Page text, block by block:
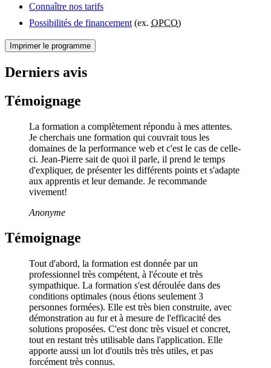
Connaître nos tarifs
Possibilités de financement (ex. OPCO)
Imprimer le programme
Derniers avis
Témoignage
La formation a complètement répondu à mes attentes.
Je cherchais une formation qui couvrait tous les
domaines de la performance web et c'est le cas de celle-
ci. Jean-Pierre sait de quoi il parle, il prend le temps
d'expliquer, de présenter les différents points et s'adapte
aux apprentis et leur demande. Je recommande
vivement!
Anonyme
Témoignage
Tout d'abord, la formation est donnée par un
professionnel très compétent, à l'écoute et très
sympathique. La formation s'est déroulée dans des
conditions optimales (nous étions seulement 3
personnes formées). Elle est très bien construite, avec
démonstration au fur et à mesure de l'efficacité des
solutions proposées. C'est donc très visuel et concret,
tout en restant très utilisable dans l'application. Elle
apporte aussi un lot d'outils très très utiles, et pas
forcément très connus.